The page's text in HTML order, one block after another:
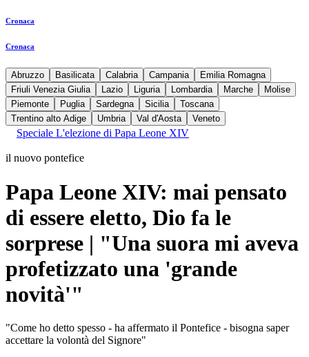
Cronaca
Cronaca
Abruzzo Basilicata Calabria Campania
Emilia Romagna
Friuli Venezia Giulia
Lazio Liguria Lombardia Marche
Molise
Piemonte
Puglia Sardegna Sicilia
Toscana
Trentino alto Adige
Umbria Val d'Aosta Veneto
Speciale L'elezione di Papa Leone XIV
il nuovo pontefice
Papa Leone XIV: mai pensato
di essere eletto, Dio fa le
sorprese | "Una suora mi aveva
profetizzato una 'grande
novità'"
"Come ho detto spesso - ha affermato il Pontefice - bisogna saper
accettare la volontà del Signore"